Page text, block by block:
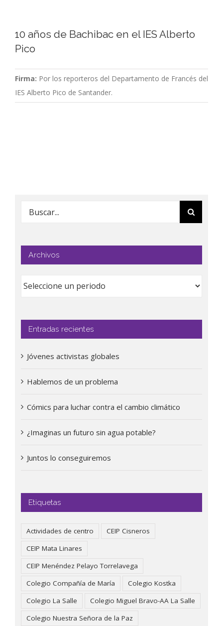
10 años de Bachibac en el IES Alberto
Pico
Firma: Por los reporteros del Departamento de Francés del
IES Alberto Pico de Santander.
Buscar:
Archivos
Entradas recientes
Jóvenes activistas globales
Hablemos de un problema
Cómics para luchar contra el cambio climático
¿Imaginas un futuro sin agua potable?
Juntos lo conseguiremos
Etiquetas
Actividades de centro
CEIP Cisneros
CEIP Mata Linares
CEIP Menéndez Pelayo Torrelavega
Colegio Compañía de María
Colegio Kostka
Colegio La Salle
Colegio Miguel Bravo-AA La Salle
Colegio Nuestra Señora de la Paz